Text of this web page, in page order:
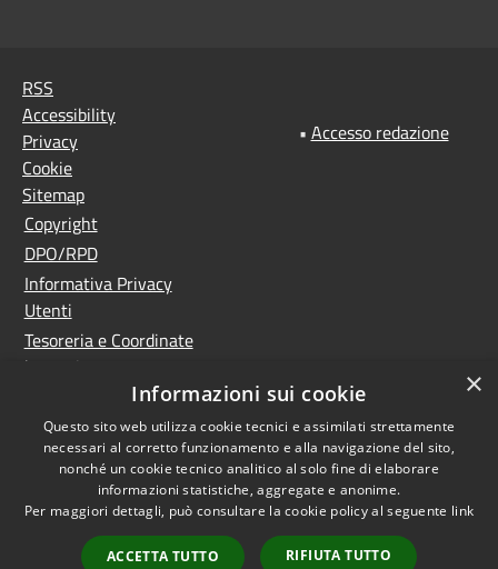
RSS
Accessibility
Privacy
Cookie
Sitemap
Copyright
DPO/RPD
Informativa Privacy
Utenti
Tesoreria e Coordinate
bancarie
Controlla la tua posta
PNRR (Piano Nazionale
di Ripresa e Resilienza)
Meccanismo di feedback
Whistleblowing
Dichiarazione di
• Accesso redazione
×
Informazioni sui cookie
Questo sito web utilizza cookie tecnici e assimilati strettamente
necessari al corretto funzionamento e alla navigazione del sito,
nonché un cookie tecnico analitico al solo fine di elaborare
informazioni statistiche, aggregate e anonime.
Per maggiori dettagli, può consultare la cookie policy al seguente link
ACCETTA TUTTO RIFIUTA TUTTO